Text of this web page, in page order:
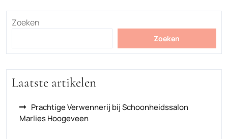
Zoeken
Zoeken
Laatste artikelen
Prachtige Verwennerij bij Schoonheidssalon
Marlies Hoogeveen